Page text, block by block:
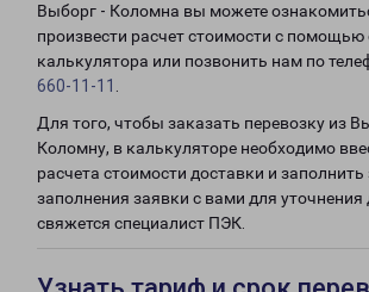
Выборг - Коломна вы можете
произвести расчет стоимости с помощью
калькулятора или позвонить нам по
660-11-11
Для того, чтобы заказать перевозку из
Коломну, в калькуляторе необходимо
расчета стоимости доставки и
заполнения заявки с вами для уточнения
свяжется специалист ПЭК.